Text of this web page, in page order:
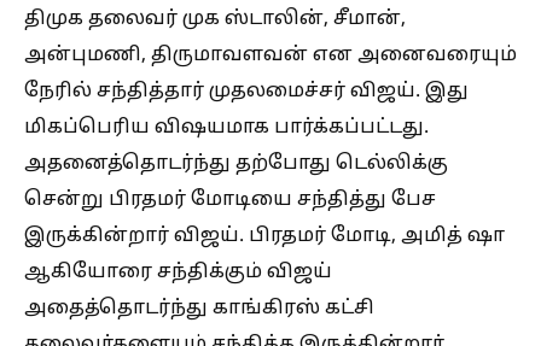
திமுக தலைவர் முக ஸ்டாலின், சீமான்,
அன்புமணி, திருமாவளவன் என அனைவரையும்
நேரில் சந்தித்தார் முதலமைச்சர் விஜய். இது
மிகப்பெரிய விஷயமாக பார்க்கப்பட்டது.
அதனைத்தொடர்ந்து தற்போது டெல்லிக்கு
சென்று பிரதமர் மோடியை சந்தித்து பேச
இருக்கின்றார் விஜய். பிரதமர் மோடி, அமித் ஷா
ஆகியோரை சந்திக்கும் விஜய்
அதைத்தொடர்ந்து காங்கிரஸ் கட்சி